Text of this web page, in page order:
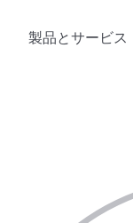
製品とサービス